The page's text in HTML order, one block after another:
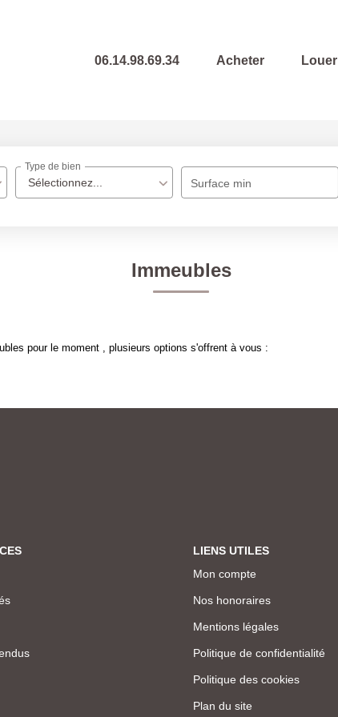
06.14.98.69.34 Acheter Louer
Sélectionnez...
Type de bien
Surface min
Immeubles
pour le moment , plusieurs options s'offrent à vous :
LIENS UTILES
Mon compte
Nos honoraires
Mentions légales
Politique de confidentialité
Politique des cookies
Plan du site